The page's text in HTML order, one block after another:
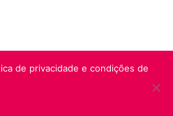
de privacidade e condições de